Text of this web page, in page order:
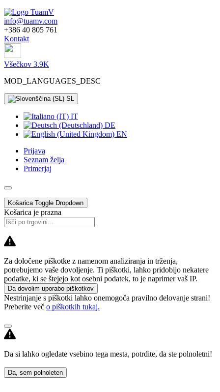
info@tuamv.com
+386 40 805 761
Kontakt
Všečkov 3.9K
MOD_LANGUAGES_DESC
SL
IT
DE
EN
Prijava
Seznam želja
Primerjaj
Košarica Toggle Dropdown
Košarica je prazna
Za določene piškotke z namenom analiziranja in trženja,
potrebujemo vaše dovoljenje. Ti piškotki, lahko pridobijo nekatere
podatke, ki se štejejo kot osebni podatek, to je naprimer vaš IP.
Da dovolim uporabo piškotkov
Nestrinjanje s piškotki lahko onemogoča pravilno delovanje strani!
Preberite več o piškotkih tukaj.
Da si lahko ogledate vsebino tega mesta, potrdite, da ste polnoletni!
Da, sem polnoleten